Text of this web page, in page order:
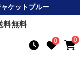
ャケットブルー
料無料
0 0